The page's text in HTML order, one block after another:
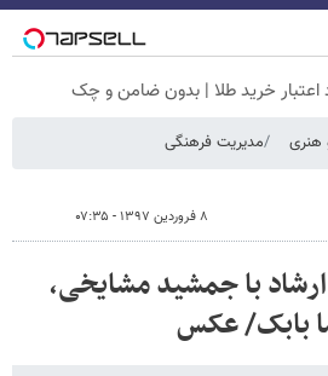
هنری مدیریت فرهنگی
۸ فروردین ۱۳۹۷ - ۰۷:۳۵
با جمشید مشایخی،
بابک/ عکس